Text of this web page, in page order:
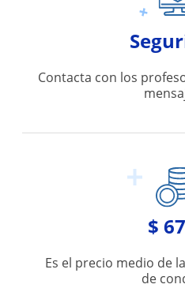
Contacta con los
$
Es el precio medio de
de